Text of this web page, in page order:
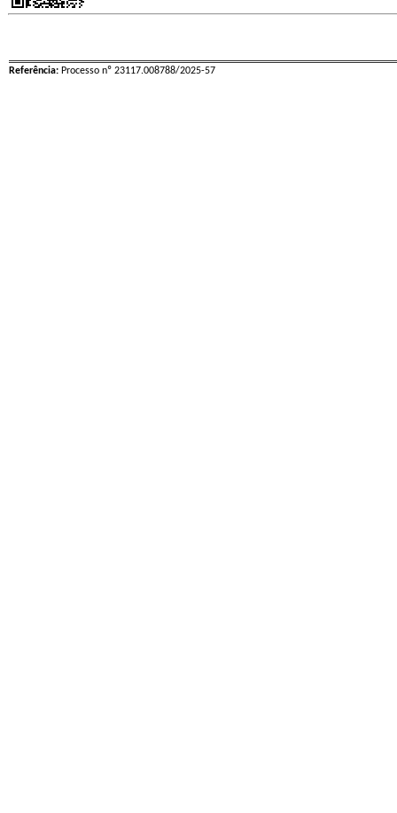
Referência: Processo nº 23117.008788/2025-57